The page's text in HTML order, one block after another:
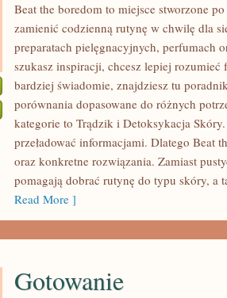
ZABIEGI
BLIZNY
ROZSTĘPY
Beat the boredom to miejsce stworzone
zamienić codzienną rutynę w chwilę dla
preparatach pielęgnacyjnych, perfumach
szukasz inspiracji, chcesz lepiej
bardziej świadomie, znajdziesz tu
porównania dopasowane do różnych
kategorie to Trądzik i Detoksykacja
przeładować informacjami. Dlatego Beat
oraz konkretne rozwiązania. Zamiast
pomagają dobrać rutynę do typu skóry, a
Read More ]
Gotowanie